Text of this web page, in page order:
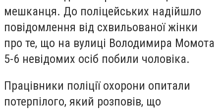
мешканця. До поліцейських надійшло
повідомлення від схвильованої жінки
про те, що на вулиці Володимира Момота
5-6 невідомих осіб побили чоловіка.
Працівники поліції охорони опитали
потерпілого, який розповів, що